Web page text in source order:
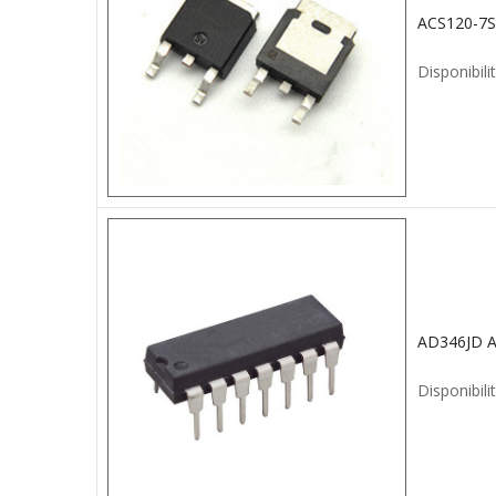
ACS120-